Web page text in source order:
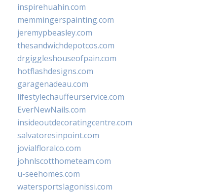
inspirehuahin.com
memmingerspainting.com
jeremypbeasley.com
thesandwichdepotcos.com
drgiggleshouseofpain.com
hotflashdesigns.com
garagenadeau.com
lifestylechauffeurservice.com
EverNewNails.com
insideoutdecoratingcentre.com
salvatoresinpoint.com
jovialfloralco.com
johnlscotthometeam.com
u-seehomes.com
watersportslagonissi.com